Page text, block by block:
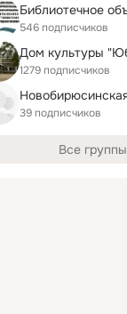
546 подписчиков
1279 подписчиков
39 подписчиков
Все группы